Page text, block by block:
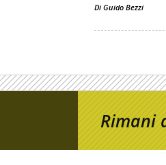
Di Guido Bezzi
Rimani